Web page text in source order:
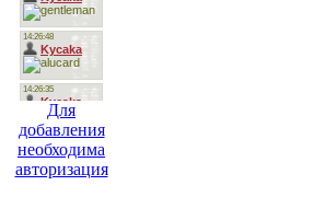
Для
добавления
необходима
авторизация